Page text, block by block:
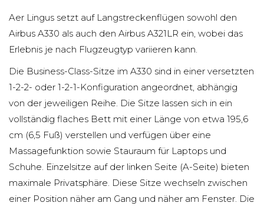
Aer Lingus setzt auf Langstreckenflügen sowohl den
Airbus A330 als auch den Airbus A321LR ein, wobei das
Erlebnis je nach Flugzeugtyp variieren kann.
Die Business-Class-Sitze im A330 sind in einer versetzten
1-2-2- oder 1-2-1-Konfiguration angeordnet, abhängig
von der jeweiligen Reihe. Die Sitze lassen sich in ein
vollständig flaches Bett mit einer Länge von etwa 195,6
cm (6,5 Fuß) verstellen und verfügen über eine
Massagefunktion sowie Stauraum für Laptops und
Schuhe. Einzelsitze auf der linken Seite (A-Seite) bieten
maximale Privatsphäre. Diese Sitze wechseln zwischen
einer Position näher am Gang und näher am Fenster. Die